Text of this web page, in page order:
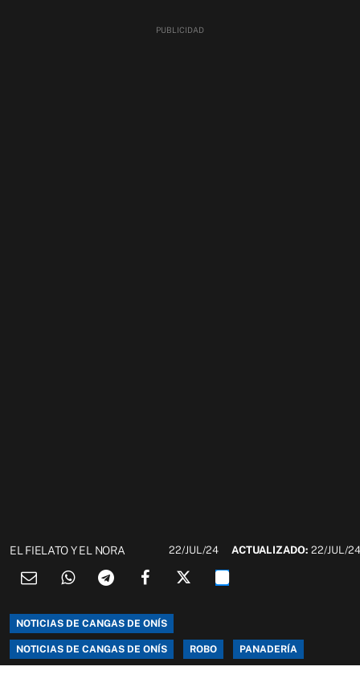
EL FIELATO Y EL NORA 22/JUL/24 ACTUALIZADO:22/JUL/
NOTICIAS DE CANGAS DE ONÍS
NOTICIAS DE CANGAS DE ONÍS ROBO PANADERÍA